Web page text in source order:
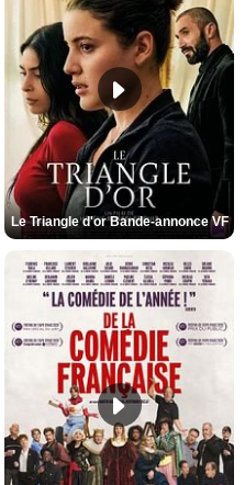
Le Triangle d'or Bande-annonce VF